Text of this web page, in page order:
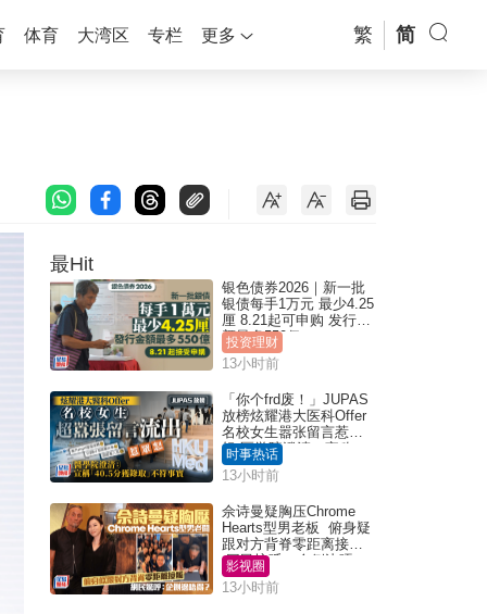
体育 大湾区 专栏 更多 繁 简
最Hit
银色债券2026｜新一批
银债每手1万元 最少4.25
厘 8.21起可申购 发行金
额最多550亿
投资理财
13小时前
「你个frd废！」JUPAS
放榜炫耀港大医科Offer
名校女生嚣张留言惹众
怒 医学院澄清：宣称
「40.5分获录取」不符事
实｜Juicy叮
时事热话
13小时前
佘诗曼疑胸压Chrome
Hearts型男老板 俯身疑
跟对方背脊零距离接触
网民惊呼：企侧边唔
得？
影视圈
13小时前